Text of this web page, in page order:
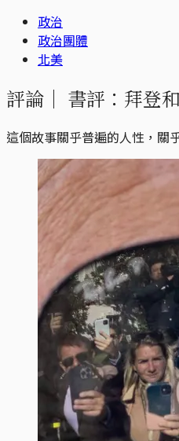
政治
政治團體
北美
評論｜ 書評：拜登
這個故事關乎普遍的人性，關